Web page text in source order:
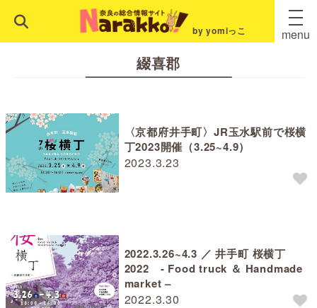
by yomiっこ menu
綴喜郡
2023.3.23
〈京都府井手町〉JR玉水駅前で桜横
丁2023開催（3.25~4.9）
2022.3.30
2022.3.26~4.3 ／ 井手町 桜横丁
2022 - Food truck ＆ Handmade
market –